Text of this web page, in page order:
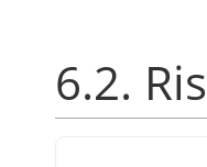
6.2.